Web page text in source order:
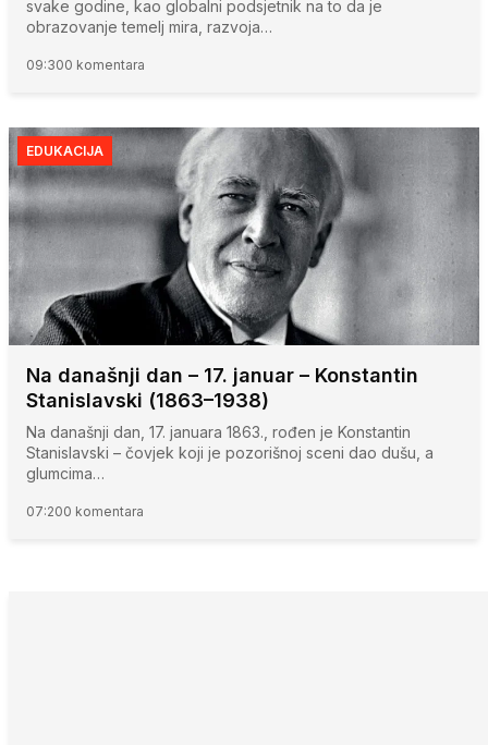
svake godine, kao globalni podsjetnik na to da je
obrazovanje temelj mira, razvoja…
09:300 komentara
EDUKACIJA
Na današnji dan – 17. januar – Konstantin
Stanislavski (1863–1938)
Na današnji dan, 17. januara 1863., rođen je Konstantin
Stanislavski – čovjek koji je pozorišnoj sceni dao dušu, a
glumcima…
07:200 komentara